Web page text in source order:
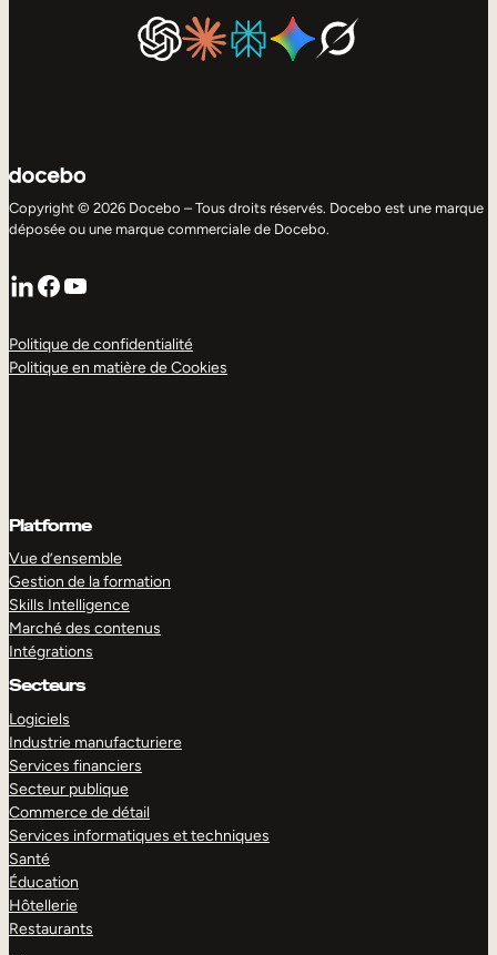
Copyright © 2026 Docebo – Tous droits réservés. Docebo est une marque
déposée ou une marque commerciale de Docebo.
LinkedIn
Facebook
YouTube
Politique de confidentialité
Politique en matière de Cookies
Platforme
Vue d’ensemble
Gestion de la formation
Skills Intelligence
Marché des contenus
Intégrations
Secteurs
Logiciels
Industrie manufacturiere
Services financiers
Secteur publique
Commerce de détail
Services informatiques et techniques
Santé
Éducation
Hôtellerie
Restaurants